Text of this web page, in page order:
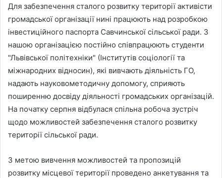
Для забезпечення сталого розвитку території активісти
громадської організації нині працюють над розробкою
інвестиційного паспорта Савчинської сільської ради. З
нашою організацією постійно співпрацюють студенти
"Львівської політехніки" (Інститутів соціології та
міжнародних відносин), які вивчають діяльність ГО,
надають науковометодичну допомогу, сприяють
поширенню досвіду діяльності громадських організацій.
На початку серпня відбулася спільна робоча зустріч
щодо можливостей забезпечення сталого розвитку
території сільської ради.
З метою вивчення можливостей та пропозицій
розвитку місцевої території проведено анкетування та